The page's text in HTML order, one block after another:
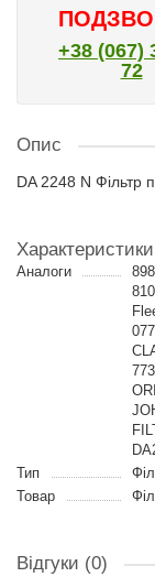
+38 (067)
72
Опис
DA 2248 N Фільтр
Характеристики
Аналоги
Тип
Товар
Відгуки (0)